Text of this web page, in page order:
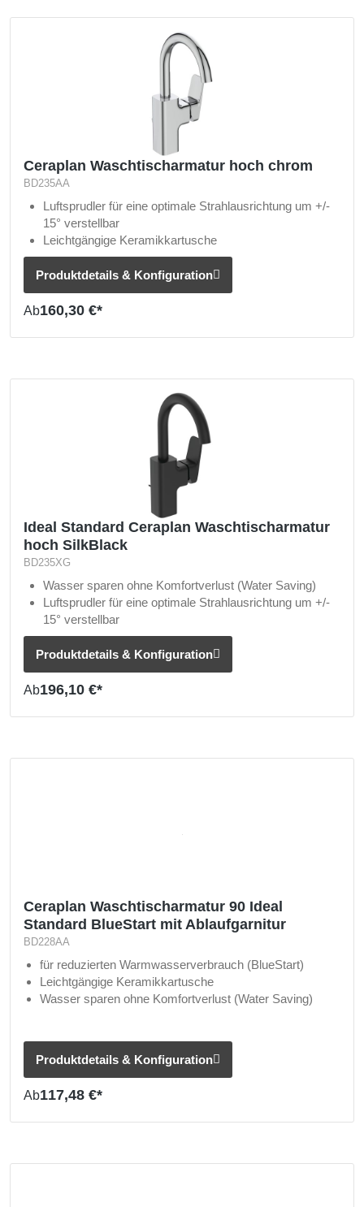
Ceraplan Waschtischarmatur hoch chrom
BD235AA
Luftsprudler für eine optimale Strahlausrichtung um +/-
15° verstellbar
Leichtgängige Keramikkartusche
Zugstangen-Ablaufgarnitur zum einfachen Öffnen und
Schließen des Beckens
Produktdetails & Konfiguration
Ab160,30 €*
Ideal Standard Ceraplan Waschtischarmatur
hoch SilkBlack
BD235XG
Wasser sparen ohne Komfortverlust (Water Saving)
Luftsprudler für eine optimale Strahlausrichtung um +/-
15° verstellbar
Mit flexiblen Anschlussschläuchen
Produktdetails & Konfiguration
Ab196,10 €*
Ceraplan Waschtischarmatur 90 Ideal
Standard BlueStart mit Ablaufgarnitur
BD228AA
für reduzierten Warmwasserverbrauch (BlueStart)
Leichtgängige Keramikkartusche
Wasser sparen ohne Komfortverlust (Water Saving)
Produktdetails & Konfiguration
Ab117,48 €*